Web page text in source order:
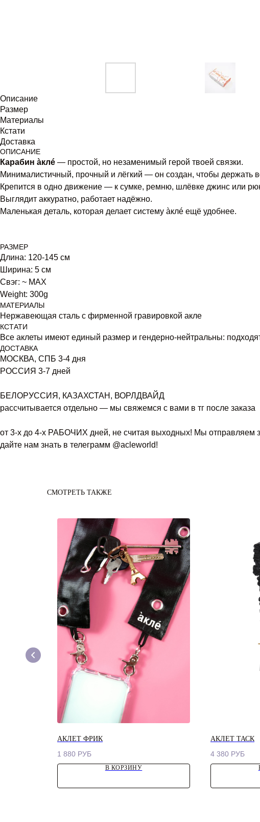
Описание
Размер
Материалы
Кстати
Доставка
ОПИСАНИЕ
Карабин àклé — простой, но незаменимый герой твоей связки.
Минималистичный, прочный и лёгкий — он создан, чтобы держать
Крепится в одно движение — к сумке, ремню, шлёвке джинс или
Выглядит аккуратно, работает надёжно.
Маленькая деталь, которая делает систему àклé ещё удобнее.
РАЗМЕР
Длина: 120-145 см
Ширина: 5 см
Свэг: ~ MAX
Weight: 300g
МАТЕРИАЛЫ
Нержавеющая сталь с фирменной гравировкой акле
КСТАТИ
Все аклеты имеют единый размер и гендерно-нейтральны:
ДОСТАВКА
МОСКВА, СПБ 3-4 дня
РОССИЯ 3-7 дней
БЕЛОРУССИЯ, КАЗАХСТАН, ВОРЛДВАЙД
рассчитывается отдельно — мы свяжемся с вами в тг после заказа
от 3-х до 4-х РАБОЧИХ дней, не считая выходных! Мы отправляем
дайте нам знать в телеграмм @acleworld!
СМОТРЕТЬ ТАКЖЕ
АКЛЕТ ФРИК
1 880 РУБ
В КОРЗИНУ
АКЛЕТ ТАСК
4 380 РУБ